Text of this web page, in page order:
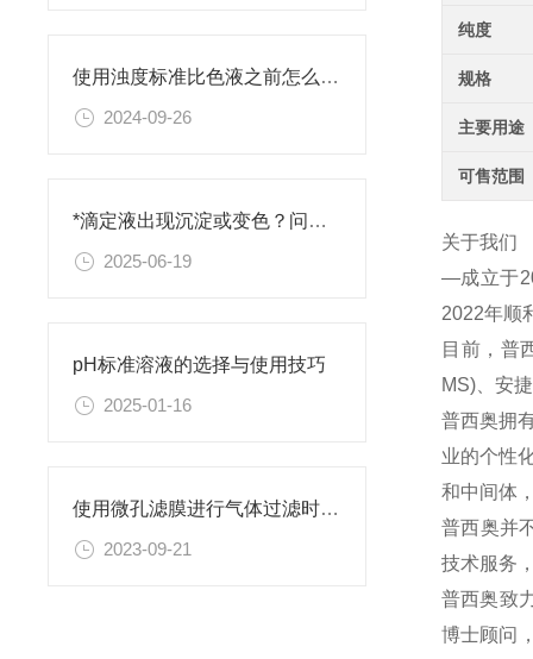
使用浊度标准比色液之前怎么可以不了解这些！
2024-09-26
*滴定液出现沉淀或变色？问题排查与解决
2025-06-19
pH标准溶液的选择与使用技巧
2025-01-16
使用微孔滤膜进行气体过滤时，有哪些注意事项和常见问题需要关注？
2023-09-21
纯度
规格
主要用途
可售范围
关于我们
—成立于
2022年顺
目前，普
MS)、安
普西奥拥
业的个性
和中间体
普西奥并
技术服务
普西奥致
博士顾问